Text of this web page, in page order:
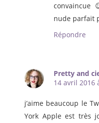
convaincue
nude parfait
Répondre
Pretty and
14 avril 2016
j’aime beaucoup le
York Apple est très